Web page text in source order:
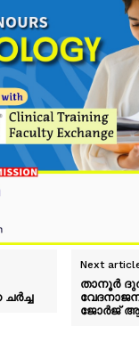
Next
താനൂർ
ജോർജ്